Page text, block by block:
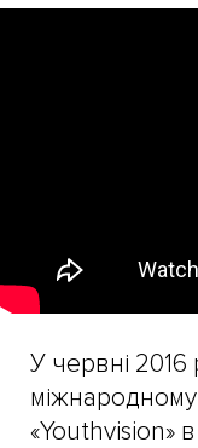
У червні
міжнародному
«Youthvision»